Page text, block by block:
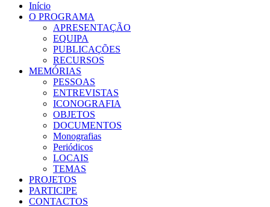
Início
O PROGRAMA
APRESENTAÇÃO
EQUIPA
PUBLICAÇÕES
RECURSOS
MEMÓRIAS
PESSOAS
ENTREVISTAS
ICONOGRAFIA
OBJETOS
DOCUMENTOS
Monografias
Periódicos
LOCAIS
TEMAS
PROJETOS
PARTICIPE
CONTACTOS